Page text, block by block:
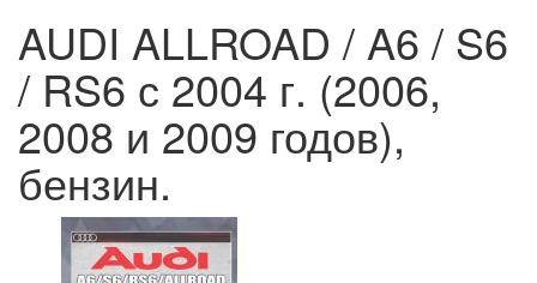
AUDI ALLROAD / A6 / S6
/ RS6 с 2004 г. (2006,
2008 и 2009 годов),
бензин.